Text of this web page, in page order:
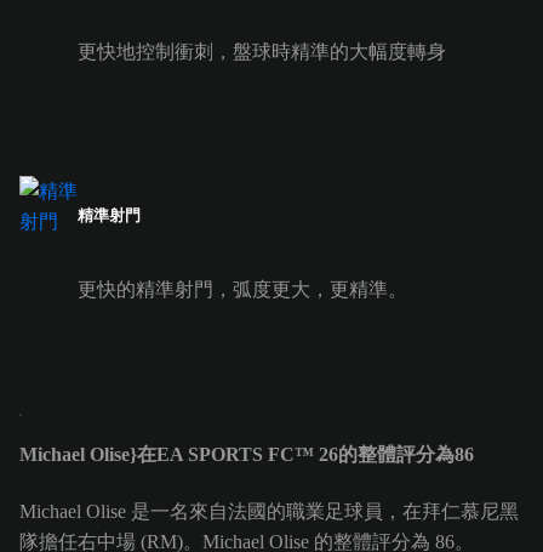
更快地控制衝刺，盤球時精準的大幅度轉身
精準射門
更快的精準射門，弧度更大，更精準。
Michael Olise}在EA SPORTS FC™ 26的整體評分為86
Michael Olise 是一名來自法國的職業足球員，在拜仁慕尼黑
隊擔任右中場 (RM)。Michael Olise 的整體評分為 86。